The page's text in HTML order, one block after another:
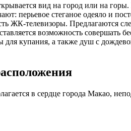
вид на город или на
перьевое стеганое одеяло и
ЖК-телевизоры. Предлагаются
возможность совершать
для купания, а также душ с
в сердце города Макао,